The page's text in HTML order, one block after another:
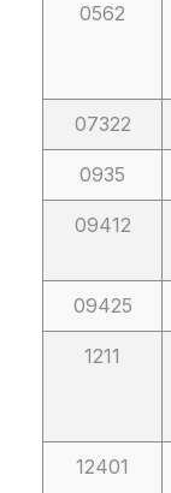
0562
07322
0935
09412
09425
1211
12401